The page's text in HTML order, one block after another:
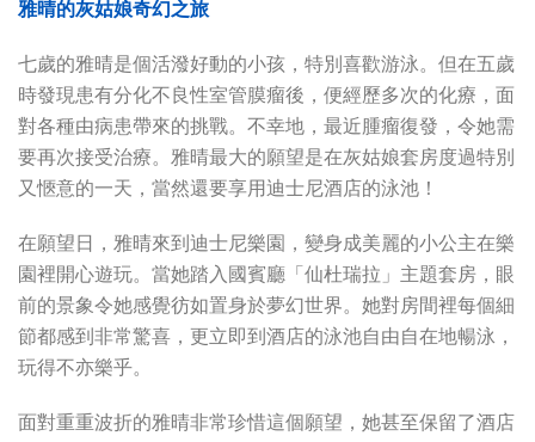
雅晴的灰姑娘奇幻之旅
七歲的雅晴是個活潑好動的小孩，特別喜歡游泳。但在五歲
時發現患有分化不良性室管膜瘤後，便經歷多次的化療，面
對各種由病患帶來的挑戰。不幸地，最近腫瘤復發，令她需
要再次接受治療。雅晴最大的願望是在灰姑娘套房度過特別
又愜意的一天，當然還要享用迪士尼酒店的泳池！
在願望日，雅晴來到迪士尼樂園，變身成美麗的小公主在樂
園裡開心遊玩。當她踏入國賓廳「仙杜瑞拉」主題套房，眼
前的景象令她感覺彷如置身於夢幻世界。她對房間裡每個細
節都感到非常驚喜，更立即到酒店的泳池自由自在地暢泳，
玩得不亦樂乎。
面對重重波折的雅晴非常珍惜這個願望，她甚至保留了酒店